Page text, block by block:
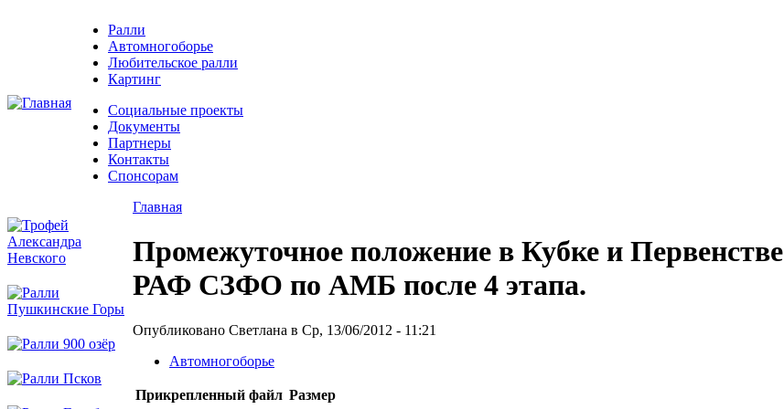
Ралли
Автомногоборье
Любительское ралли
Картинг
Социальные проекты
Документы
Партнеры
Контакты
Спонсорам
Главная
Промежуточное положение в Кубке и Первенстве
РАФ СЗФО по АМБ после 4 этапа.
Опубликовано Светлана в Ср, 13/06/2012 - 11:21
Автомногоборье
Прикрепленный файл Размер